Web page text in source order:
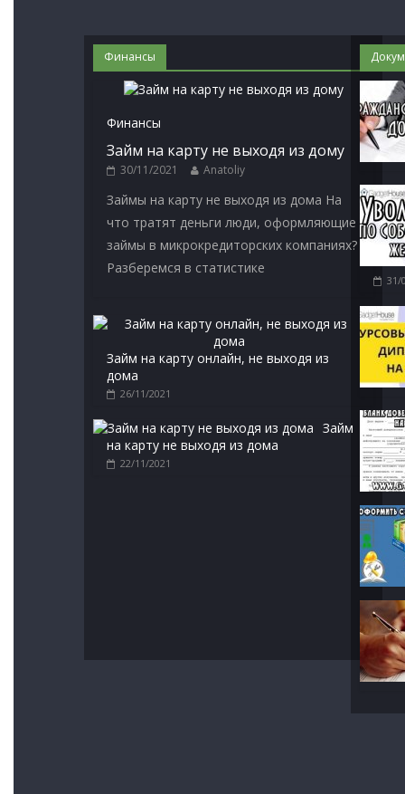
Финансы
Финансы
Займ на карту не выходя из дому
30/11/2021 Anatoliy
Займы на карту не выходя из дома На
что тратят деньги люди, оформляющие
займы в микрокредиторских компаниях?
Разберемся в статистике
Займ на карту онлайн, не выходя из
дома
26/11/2021
Займ
на карту не выходя из дома
22/11/2021
31/